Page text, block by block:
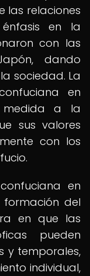
las relaciones
en la
con las
dando
sociedad. La
en
medida a la
sus valores
con los
en
del
en que las
pueden
y temporales,
individual,